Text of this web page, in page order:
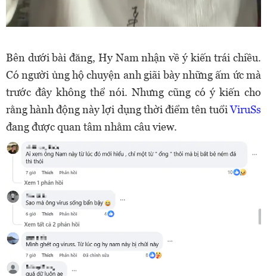
Bên dưới bài đăng, Hy Nam nhận về ý kiến trái chiều.
Có người ủng hộ chuyện anh giãi bày những ấm ức mà
trước đây không thể nói. Nhưng cũng có ý kiến cho
rằng hành động này lợi dụng thời điểm tên tuổiViruSs
đang được quan tâm nhằm câu view.